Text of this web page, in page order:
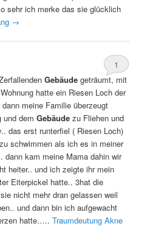
sehr ich merke das sie glücklich
→
1
Gebäude geträumt, mit
hatte ein Riesen Loch der
meine Familie überzeugt
und demGebäude zu Fliehen und
das erst runterfiel ( Riesen Loch)
schwimmen als ich es in meiner
dann kam meine Mama dahin wir
heiter.. und ich zeigte ihr mein
Eiterpickel hatte.. 3hat die
nicht mehr dran gelassen weil
und dann bin ich aufgewacht
hatte…..Traumdeutung Akne